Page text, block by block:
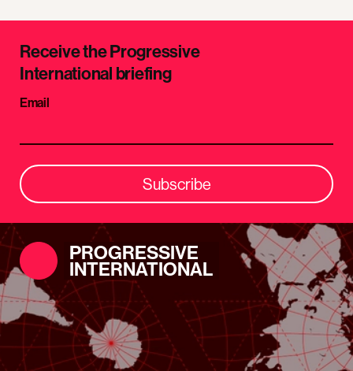
Receive the Progressive
International briefing
Email
Subscribe
PROGRESSIVE
INTERNATIONAL